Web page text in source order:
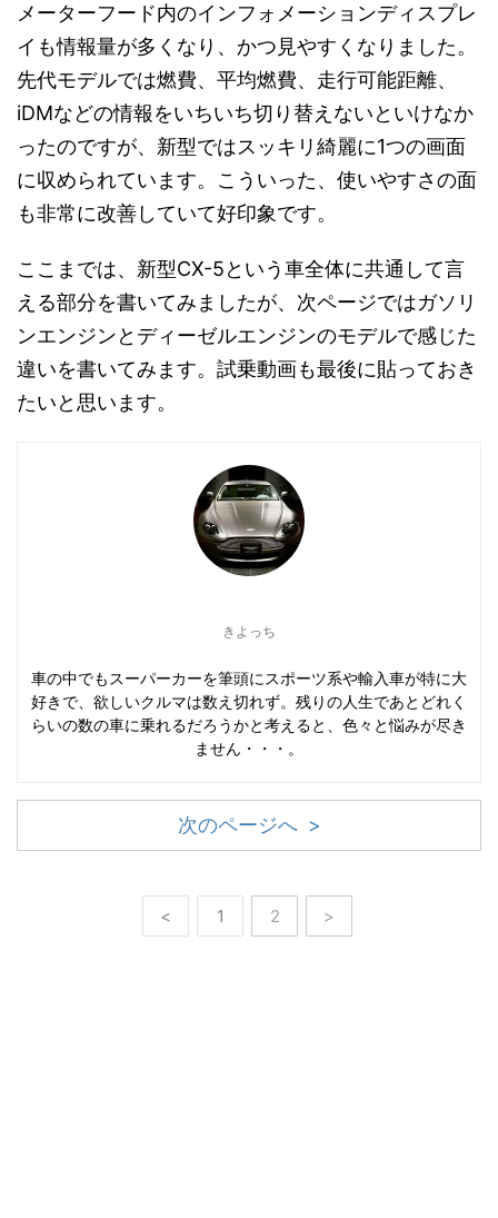
メーターフード内のインフォメーションディスプレ
イも情報量が多くなり、かつ見やすくなりました。
先代モデルでは燃費、平均燃費、走行可能距離、
iDMなどの情報をいちいち切り替えないといけなか
ったのですが、新型ではスッキリ綺麗に1つの画面
に収められています。こういった、使いやすさの面
も非常に改善していて好印象です。
ここまでは、新型CX-5という車全体に共通して言
える部分を書いてみましたが、次ページではガソリ
ンエンジンとディーゼルエンジンのモデルで感じた
違いを書いてみます。試乗動画も最後に貼っておき
たいと思います。
きよっち
車の中でもスーパーカーを筆頭にスポーツ系や輸入車が特に大
好きで、欲しいクルマは数え切れず。残りの人生であとどれく
らいの数の車に乗れるだろうかと考えると、色々と悩みが尽き
ません・・・。
次のページへ >
< 1 2 >